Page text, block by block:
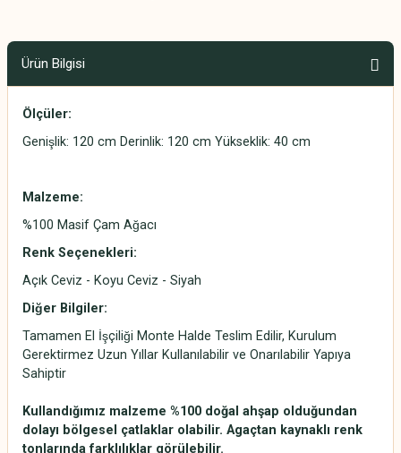
Ürün Bilgisi
Ölçüler:
Genişlik: 120 cm Derinlik: 120 cm Yükseklik: 40 cm
Malzeme:
%100 Masif Çam Ağacı
Renk Seçenekleri:
Açık Ceviz - Koyu Ceviz - Siyah
Diğer Bilgiler:
Tamamen El İşçiliği Monte Halde Teslim Edilir, Kurulum
Gerektirmez Uzun Yıllar Kullanılabilir ve Onarılabilir Yapıya
Sahiptir
Kullandığımız malzeme %100 doğal ahşap olduğundan
dolayı bölgesel çatlaklar olabilir. Agaçtan kaynaklı renk
tonlarında farklılıklar görülebilir.